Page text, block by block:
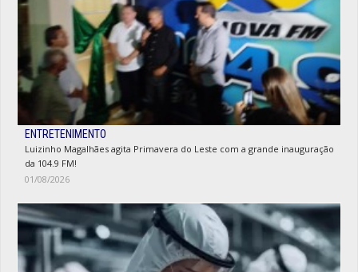
ENTRETENIMENTO
Luizinho Magalhães agita Primavera do Leste com a grande inauguração
da 104.9 FM!
01/08/2026